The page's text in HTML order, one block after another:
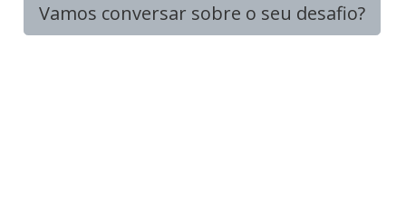
Vamos conversar sobre o seu desafio?